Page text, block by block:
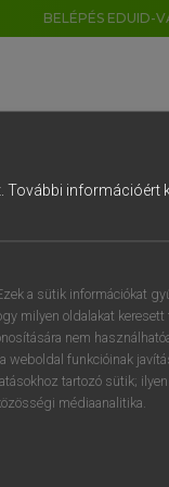
BELÉPÉS EDUID-
További információért
a sütik információkat
milyen oldalakat keresett
nem
weboldal funkcióinak
tartozó sütik;
médiaanalitika.
7 8 9
u i
k l é
n m , .